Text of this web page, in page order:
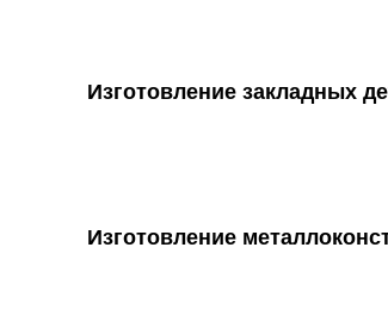
Изготовление закладных
Изготовление